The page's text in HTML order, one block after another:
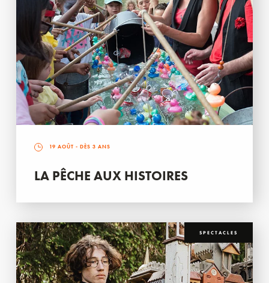
19 AOÛT - DÈS 3 ANS
LA PÊCHE AUX HISTOIRES
SPECTACLES